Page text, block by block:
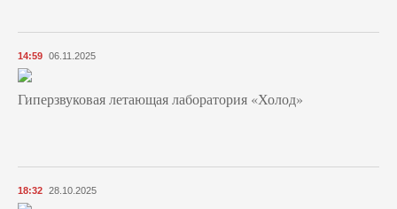
14:59 06.11.2025
Гиперзвуковая летающая лаборатория «Холод»
18:32 28.10.2025